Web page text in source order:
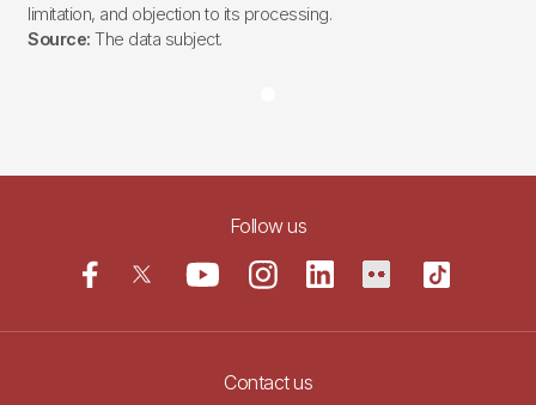
limitation, and objection to its processing.
Source: The data subject.
Follow us
Contact us